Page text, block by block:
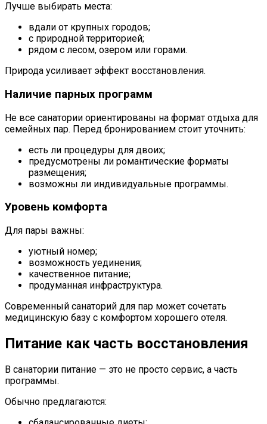
Лучше выбирать места:
вдали от крупных городов;
с природной территорией;
рядом с лесом, озером или горами.
Природа усиливает эффект восстановления.
Наличие парных программ
Не все санатории ориентированы на формат отдыха для
семейных пар. Перед бронированием стоит уточнить:
есть ли процедуры для двоих;
предусмотрены ли романтические форматы
размещения;
возможны ли индивидуальные программы.
Уровень комфорта
Для пары важны:
уютный номер;
возможность уединения;
качественное питание;
продуманная инфраструктура.
Современный санаторий для пар может сочетать
медицинскую базу с комфортом хорошего отеля.
Питание как часть восстановления
В санатории питание — это не просто сервис, а часть
программы.
Обычно предлагаются: